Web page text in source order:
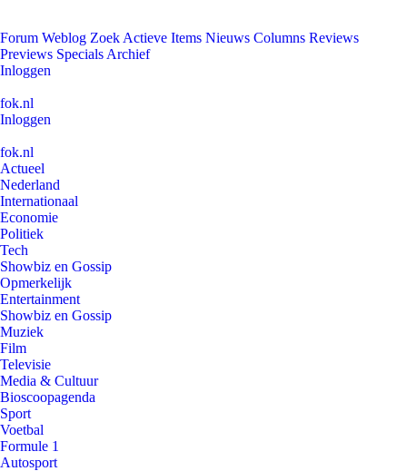
Forum Weblog Zoek Actieve Items Nieuws Columns Reviews
Previews Specials Archief
Inloggen
fok.nl
Inloggen
fok.nl
Actueel
Nederland
Internationaal
Economie
Politiek
Tech
Showbiz en Gossip
Opmerkelijk
Entertainment
Showbiz en Gossip
Muziek
Film
Televisie
Media & Cultuur
Bioscoopagenda
Sport
Voetbal
Formule 1
Autosport